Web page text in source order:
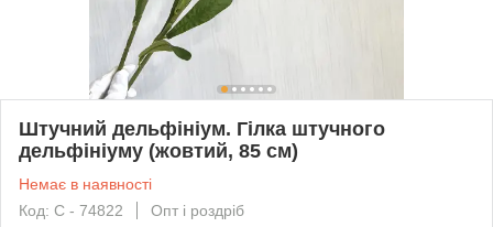
Штучний дельфініум. Гілка штучного
дельфініуму (жовтий, 85 см)
Немає в наявності
Код: C - 74822
Опт і роздріб